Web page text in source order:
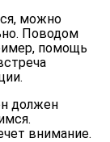
можно
Поводом
помощь
должен
внимание.